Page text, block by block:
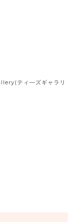
ティ―ズギャラリ